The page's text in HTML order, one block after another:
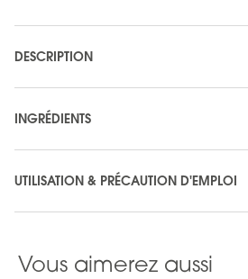
DESCRIPTION
INGRÉDIENTS
UTILISATION & PRÉCAUTION D'EMPLOI
Vous aimerez aussi